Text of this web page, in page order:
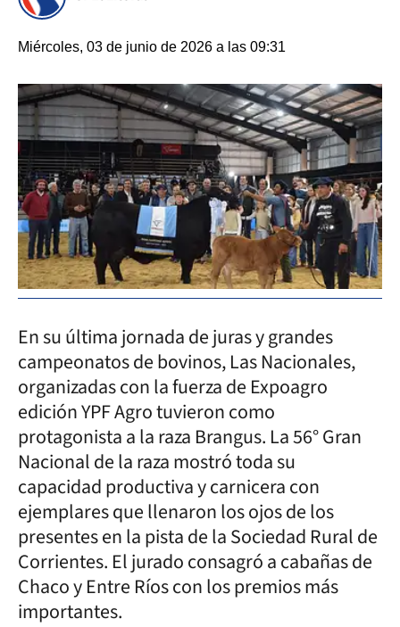
Miércoles, 03 de junio de 2026 a las 09:31
En su última jornada de juras y grandes
campeonatos de bovinos, Las Nacionales,
organizadas con la fuerza de Expoagro
edición YPF Agro tuvieron como
protagonista a la raza Brangus. La 56° Gran
Nacional de la raza mostró toda su
capacidad productiva y carnicera con
ejemplares que llenaron los ojos de los
presentes en la pista de la Sociedad Rural de
Corrientes. El jurado consagró a cabañas de
Chaco y Entre Ríos con los premios más
importantes.